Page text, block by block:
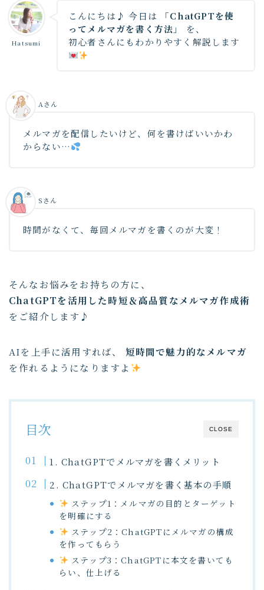
Hatsumi
こんにちは♪ 今日は
「ChatGPTを使
ってメルマガを書く方法」
を、
初心者さんにもわかりやすく解説します
メルマガを配信したいけど、何を書けばいいかわ
からない…
Aさん
時間がなくて、毎回メルマガを書くのが大変！
Sさん
そんなお悩みをお持ちの方に、
ChatGPTを活用した時短＆高品質なメルマガ作成術
をご紹介します♪
AIを上手に活用すれば、 短時間で魅力的なメルマガ
を作れるようになりますよ
CLOSE
目次
1. ChatGPTでメルマガを書くメリット
2. ChatGPTでメルマガを書く基本の手順
ステップ1：メルマガの目的とターゲット
を明確にする
ステップ2：ChatGPTにメルマガの構成
を作ってもらう
ステップ3：ChatGPTに本文を書いても
らい、仕上げる